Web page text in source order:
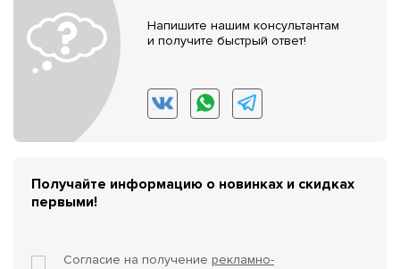
Напишите нашим консультантам
и получите быстрый ответ!
Получайте информацию о новинках и скидках
первыми!
Согласие на получение рекламно-